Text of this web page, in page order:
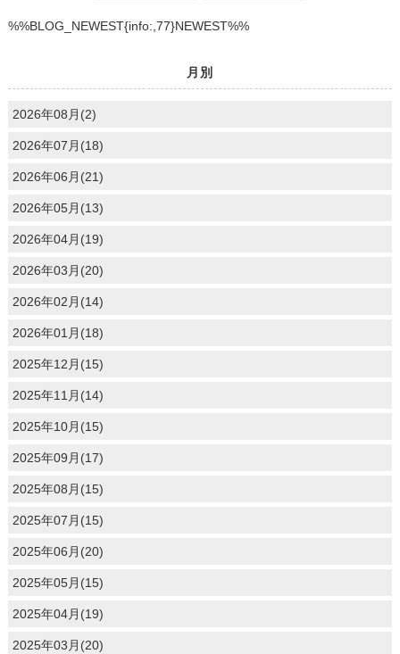
%%BLOG_NEWEST{info:,77}NEWEST%%
月別
2026年08月(2)
2026年07月(18)
2026年06月(21)
2026年05月(13)
2026年04月(19)
2026年03月(20)
2026年02月(14)
2026年01月(18)
2025年12月(15)
2025年11月(14)
2025年10月(15)
2025年09月(17)
2025年08月(15)
2025年07月(15)
2025年06月(20)
2025年05月(15)
2025年04月(19)
2025年03月(20)